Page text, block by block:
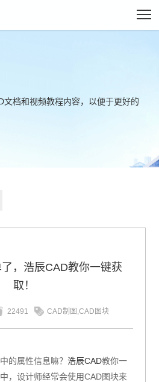
文档和视频教程内容，以便于更好的
，浩辰CAD教你一键获
取！
22491 CAD制图,CAD图块
的属性信息嘛？浩辰CAD教你一
，设计师经常会使用CAD图块来